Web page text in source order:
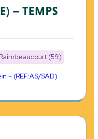
– TEMPS
Raimbeaucourt (59)
– (REF:AS/SAD)